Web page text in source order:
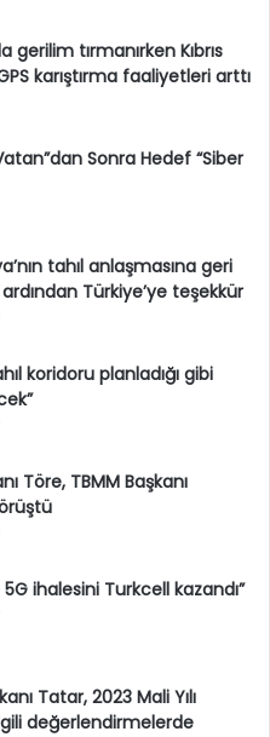
gerilim tırmanırken Kıbrıs
karıştırma faaliyetleri arttı
Vatan”dan Sonra Hedef “Siber
tahıl anlaşmasına geri
Türkiye’ye teşekkür
koridoru planladığı gibi
Töre, TBMM Başkanı
5G ihalesini Turkcell kazandı”
Tatar, 2023 Mali Yılı
değerlendirmelerde